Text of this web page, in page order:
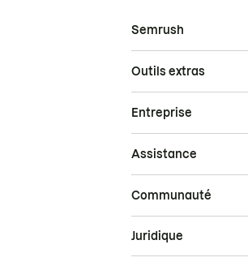
Semrush
Outils extras
Entreprise
Assistance
Communauté
Juridique